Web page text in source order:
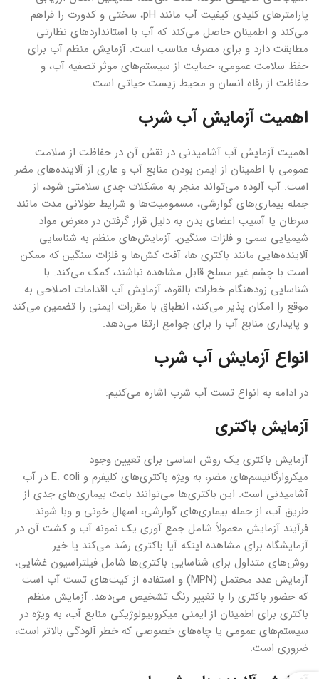
پارامترهای کلیدی کیفیت آب مانند pH، سختی و کدورت را فراهم
می‌کند و اطمینان حاصل می‌کند که آب با استانداردهای نظارتی
مطابقت دارد و برای مصرف مناسب است. آزمایش منظم آب برای
حفظ سلامت عمومی، حمایت از سیستم‌های موثر تصفیه آب، و
حفاظت از رفاه انسان و محیط زیست حیاتی است.
اهمیت آزمایش آب شرب
اهمیت آزمایش آب آشامیدنی در نقش آن در حفاظت از سلامت
عمومی با اطمینان از ایمن بودن منابع آب و عاری از آلاینده‌های مضر
است. آب آلوده می‌تواند منجر به مشکلات جدی سلامتی شود، از
جمله بیماری‌های گوارشی، مسمومیت‌ها و شرایط طولانی مدت مانند
سرطان یا آسیب اعضای بدن به دلیل قرار گرفتن در معرض مواد
شیمیایی سمی و فلزات سنگین. آزمایش‌های منظم به شناسایی
آلاینده‌هایی مانند باکتری ها، آفت کش‌ها و فلزات سنگین که ممکن
است با چشم غیر مسلح قابل مشاهده نباشند، کمک می‌کند. با
شناسایی زودهنگام خطرات بالقوه، آزمایش آب اقدامات اصلاحی به
موقع را امکان پذیر می‌کند، انطباق با مقررات ایمنی را تضمین می‌کند
و پایداری منابع آب را برای جوامع ارتقا می‌دهد.
انواع آزمایش آب شرب
در ادامه به انواع تست آب شرب اشاره می‌کنیم:
آزمایش باکتری
آزمایش باکتری یک روش اساسی برای تعیین وجود
میکروارگانیسم‌های مضر، به ویژه باکتری‌های کلیفرم و E. coli در آب
آشامیدنی است. این باکتری‌ها می‌توانند باعث بیماری‌های جدی از
طریق آب، از جمله بیماری‌های گوارشی، اسهال خونی و وبا شوند.
فرآیند آزمایش معمولاً شامل جمع آوری یک نمونه آب و کشت آن در
آزمایشگاه برای مشاهده اینکه آیا باکتری رشد می‌کند یا خیر.
روش‌های متداول برای شناسایی باکتری‌ها شامل فیلتراسیون غشایی،
آزمایش عدد محتمل (MPN) و استفاده از کیت‌های تست آب است
که حضور باکتری را با تغییر رنگ تشخیص می‌دهد. آزمایش منظم
باکتری برای اطمینان از ایمنی میکروبیولوژیکی منابع آب، به ویژه در
سیستم‌های عمومی یا چاه‌های خصوصی که خطر آلودگی بالاتر است،
ضروری است.